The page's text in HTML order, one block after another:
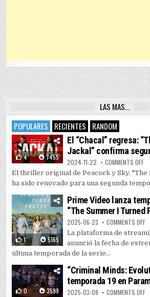
LAS MAS…
POPULARES
RECIENTES RANDOM
4 7455
El “Chacal” regresa:
Jackal” confirma
2024-11-22 COMMENTS OFF
El thriller original de Peacock y Sky, "The
ha sido renovado para una segunda
1 5165
Prime Video lanza
“The Summer I Turned
2025-06-23 COMMENTS OFF
La plataforma de
anunció la fecha de
última temporada de la serie...
0 3599
“Criminal Minds:
temporada 19 en
2025-03-09 COMMENTS OFF